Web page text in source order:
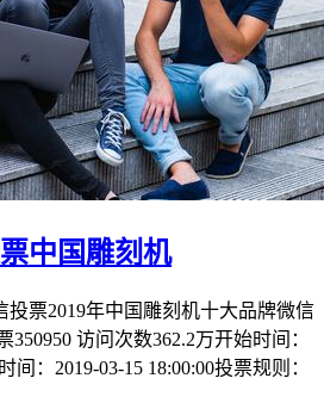
中国雕刻机
投票2019年中国雕刻机十大品牌微信
访问次数362.2万开始时间：
间：2019-03-15 18:00:00投票规则：